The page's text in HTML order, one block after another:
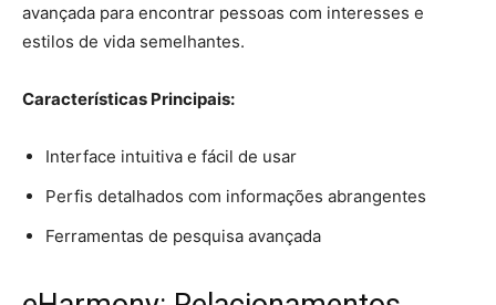
avançada para encontrar pessoas com interesses e
estilos de vida semelhantes.
Características Principais:
Interface intuitiva e fácil de usar
Perfis detalhados com informações abrangentes
Ferramentas de pesquisa avançada